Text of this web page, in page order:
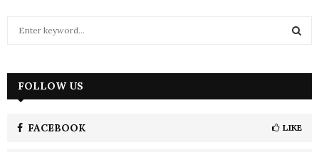
h
FOLLOW US
FACEBOOK LIKE